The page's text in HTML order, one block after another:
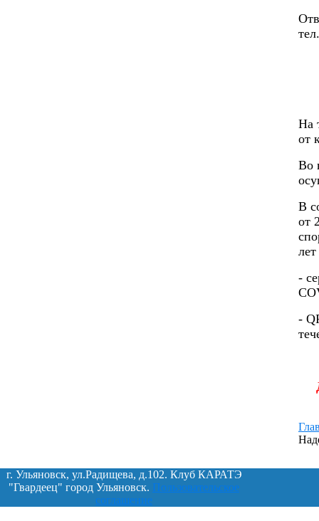
На
от
Во
В
от
-
-
г. Ульяновск, ул.Радищева, д.102. Клуб КАРАТЭ
"Гвардеец" город Ульяновск. Пользовательское
соглашение